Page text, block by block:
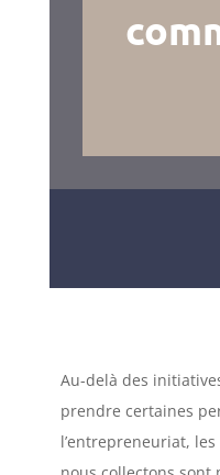
Au-delà des
prendre certaines
l’entrepreneuriat,